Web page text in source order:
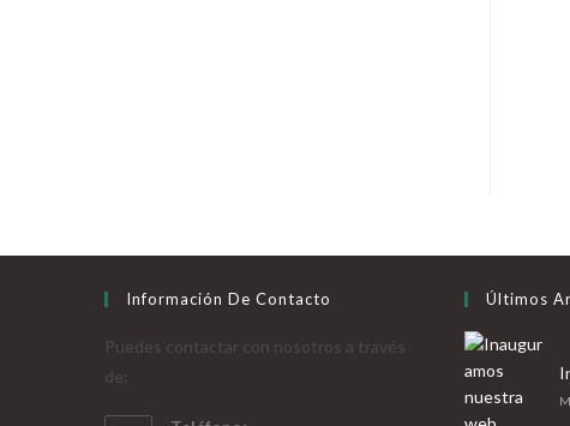
Información De Contacto
Puedes contactar con nosotros a través
de:
Últimos